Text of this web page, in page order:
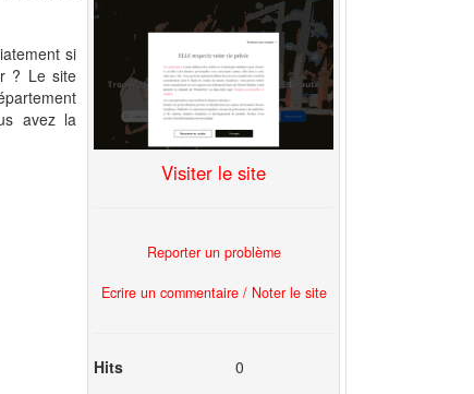
si
? Le site
avez la
Visiter le site
Reporter un problème
Ecrire un commentaire / Noter le site
Hits
0